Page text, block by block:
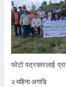
फोटो पत्रकारलाई
२ महिना अगाडि